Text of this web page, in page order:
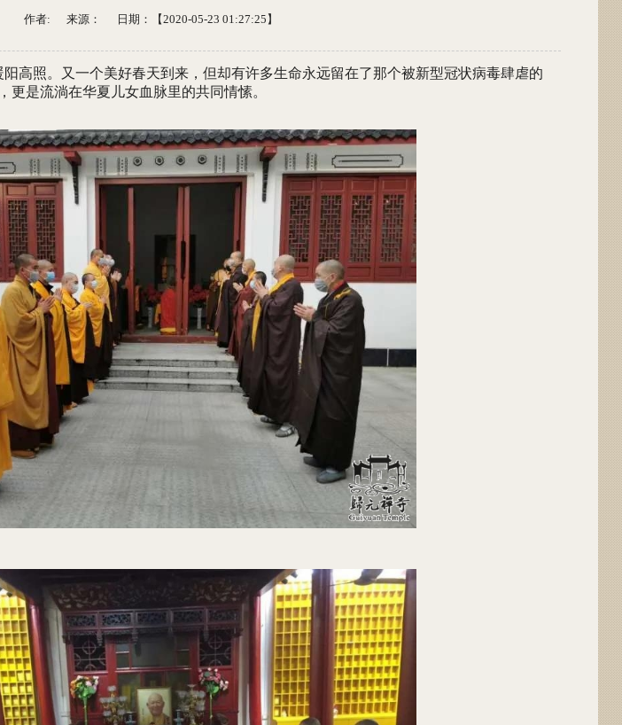
作者: 来源： 日期：【2020-05-23 01:27:25】
高照。又一个美好春天到来，但却有许多生命永远留在了那个被新型冠状病毒肆虐的
是流淌在华夏儿女血脉里的共同情愫。